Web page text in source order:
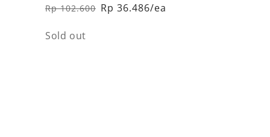
Regular
Rp 102.600
Sale
Rp 36.486/ea
Quantity
Sold out